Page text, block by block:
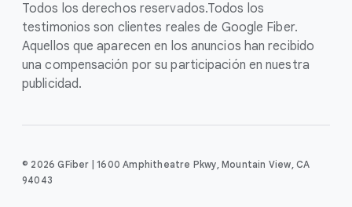
Todos los derechos reservados.Todos los
testimonios son clientes reales de Google Fiber.
Aquellos que aparecen en los anuncios han recibido
una compensación por su participación en nuestra
publicidad.
© 2026 GFiber | 1600 Amphitheatre Pkwy, Mountain View, CA
94043